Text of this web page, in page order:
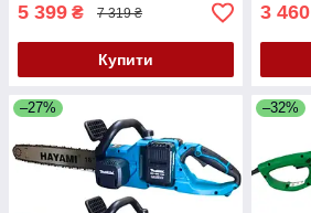
5 399 ₴ 7 319 ₴
Купити
3 460
–27% –32%